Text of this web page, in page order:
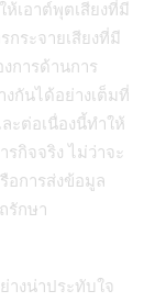
เอาต์พุตเสียงที่มี
กระจายเสียงที่มี
การด้านการ
กันได้อย่างเต็มที่
ะต่อเนื่องนี้ทำให้
กิจจริง ไม่ว่าจะ
อการส่งข้อมูล
รักษา
างน่าประทับใจ